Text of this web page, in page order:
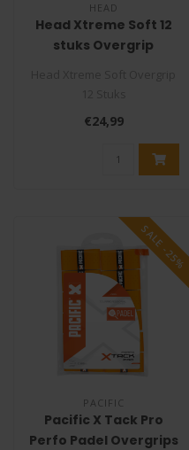
HEAD
Head Xtreme Soft 12
stuks Overgrip
De Head XtremeSoft is één
van de dunnere ..
€24,99
SALE -25%
PACIFIC
Pacific X Tack Pro
Perfo Padel Overgrips